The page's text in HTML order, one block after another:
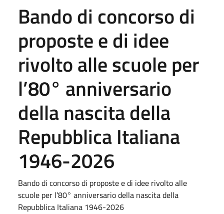
Bando di concorso di
proposte e di idee
rivolto alle scuole per
l’80° anniversario
della nascita della
Repubblica Italiana
1946-2026
Bando di concorso di proposte e di idee rivolto alle
scuole per l’80° anniversario della nascita della
Repubblica Italiana 1946-2026